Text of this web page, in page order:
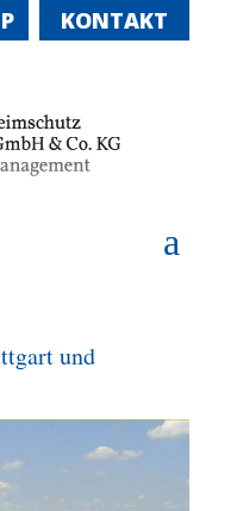
P KONTAKT
a
und